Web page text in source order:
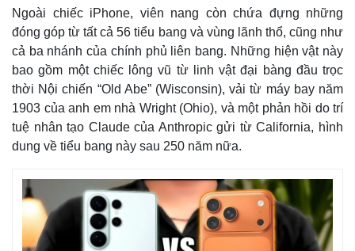
Infographic
Ngoài chiếc iPhone, viên nang còn chứa đựng những
đóng góp từ tất cả 56 tiểu bang và vùng lãnh thổ, cũng như
cả ba nhánh của chính phủ liên bang. Những hiện vật này
bao gồm một chiếc lông vũ từ linh vật đại bàng đầu trọc
thời Nội chiến “Old Abe” (Wisconsin), vải từ máy bay năm
1903 của anh em nhà Wright (Ohio), và một phản hồi do trí
tuệ nhân tạo Claude của Anthropic gửi từ California, hình
dung về tiểu bang này sau 250 năm nữa.